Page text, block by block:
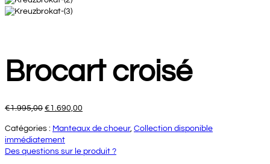
Brocart croisé
€1.995,00 Le
initial
était :
€1.995,00.
€1.690,00
actuel
€1.690,00.
Catégories : Manteaux de choeur, Collection disponible
immédiatement
Des questions sur le produit ?